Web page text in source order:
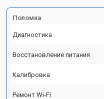
Поломка
Диагностика
Восстановление питания
Калибровка
Ремонт Wi-Fi